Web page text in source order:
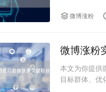
微博涨粉
微博涨粉
本文为你提供
目标群体、优